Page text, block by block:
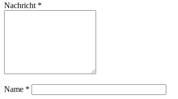
Nachricht *
Name *